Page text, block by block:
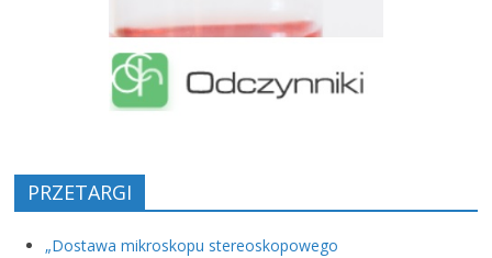
PRZETARGI
„Dostawa mikroskopu stereoskopowego